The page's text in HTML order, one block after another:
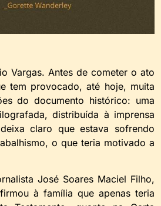
Vargas. Antes de cometer o ato
tem provocado, até hoje, muita
do documento histórico: uma
distribuída à imprensa
claro que estava sofrendo
o que teria motivado a
José Soares Maciel Filho,
à família que apenas teria